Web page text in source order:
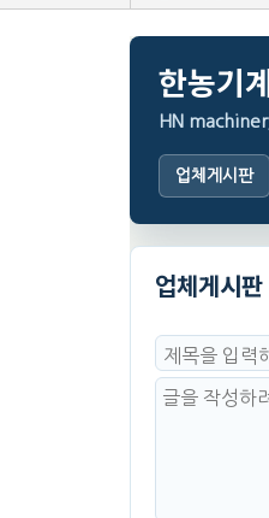
한농기
HN
업체게시판
업체게시판